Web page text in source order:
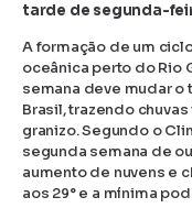
tarde de segunda-
A formação de um
oceânica perto do Rio
semana deve mudar o
Brasil, trazendo
granizo. Segundo o
segunda semana de
aumento de nuvens e
aos 29° e a mínima